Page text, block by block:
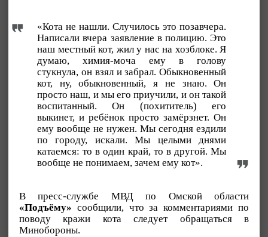
«Кота не нашли. Случилось это позавчера.
Написали вчера заявление в полицию. Это
наш местный кот, жил у нас на хозблоке. Я
думаю, химия-моча ему в голову
стукнула, он взял и забрал. Обыкновенный
кот, ну, обыкновенный, я не знаю. Он
просто наш, и мы его приучили, и он такой
воспитанный. Он (похититель) его
выкинет, и ребёнок просто замёрзнет. Он
ему вообще не нужен. Мы сегодня ездили
по городу, искали. Мы целыми днями
катаемся: то в один край, то в другой. Мы
вообще не понимаем, зачем ему кот».
В пресс-службе МВД по Омской области
«Подъёму» сообщили, что за комментариями по
поводу кражи кота следует обращаться в
Минобороны.